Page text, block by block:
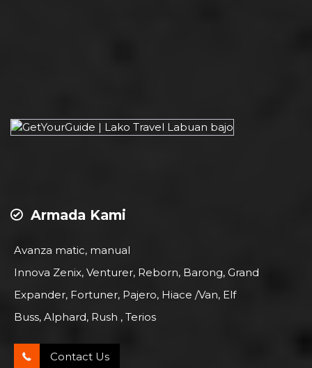
Armada Kami
Avanza matic, manual
Innova Zenix, Venturer, Reborn, Barong, Grand
Expander, Fortuner, Pajero, Hiace /Van, Elf
Buss, Alphard, Rush , Terios
Contact Us